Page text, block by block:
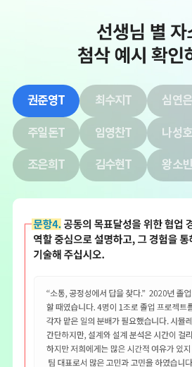
권준영T 최수지T 심연
주일돈T 임영찬T 나성
조은희T 김수현T 왕소